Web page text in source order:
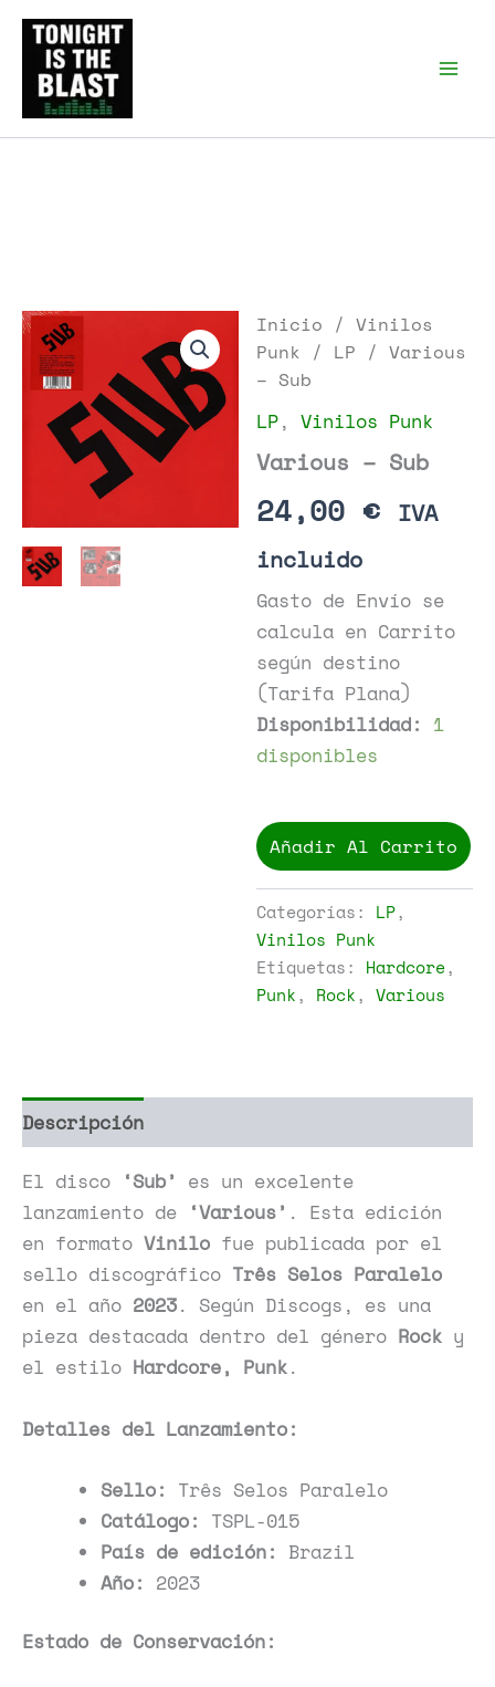
contenido
Inicio /Vinilos
Punk / LP / Various
– Sub
LP,Vinilos Punk
Various – Sub
24,00 € IVA
incluido
Gasto de Envío se
calcula en Carrito
según destino
(Tarifa Plana)
Disponibilidad: 1
disponibles
-
SubAñadir Al Carrito
Categorías: LP,
Vinilos Punk
Etiquetas: Hardcore,
Punk, Rock,Various
Descripción
El disco ‘Sub’ es un excelente
lanzamiento de ‘Various’ . Esta edición
en formato Vinilo fue publicada por el
sello discográfico Três Selos Paralelo
en el año 2023. Según Discogs, es una
pieza destacada dentro del género Rock y
el estilo Hardcore, Punk.
Detalles del Lanzamiento:
Sello: Três Selos Paralelo
Catálogo: TSPL-015
País de edición: Brazil
Año: 2023
Estado de Conservación: